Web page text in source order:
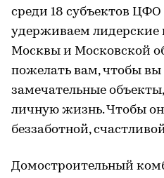
среди 18 субъектов ЦФО
удерживаем лидерские
Москвы и Московской
пожелать вам, чтобы вы
замечательные
личную жизнь. Чтобы
беззаботной,
Домостроительный